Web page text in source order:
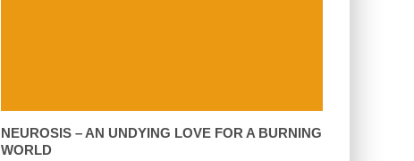
NEUROSIS – AN UNDYING LOVE FOR A BURNING
WORLD